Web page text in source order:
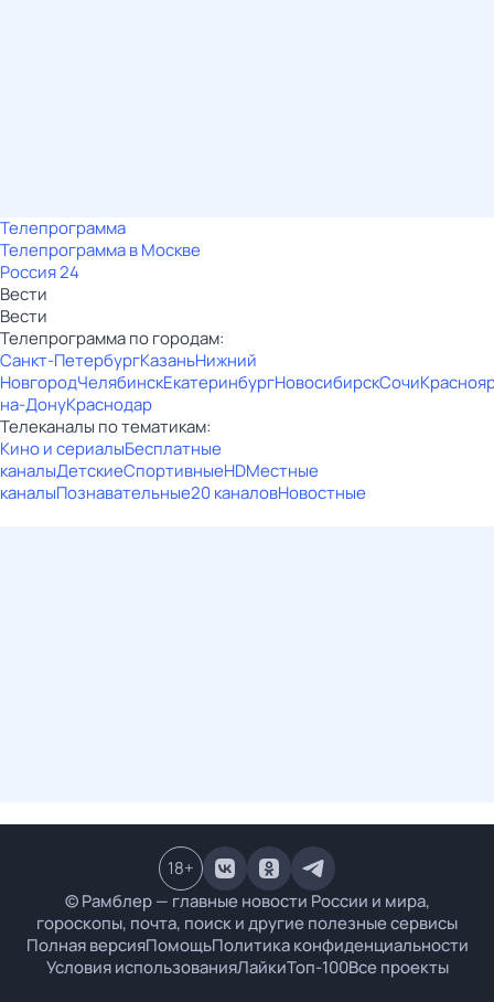
Телепрограмма
Телепрограмма в Москве
Россия 24
Вести
Вести
Телепрограмма по городам:
Санкт-ПетербургКазаньНижний
НовгородЧелябинскЕкатеринбургНовосибирскСочи
на-ДонуКраснодар
Телеканалы по тематикам:
Кино и сериалыБесплатные
каналыДетскиеСпортивныеHDМестные
каналыПознавательные20 каналовНовостные
© Рамблер — главные новости России и мира,
гороскопы, почта, поиск и другие полезные сервисы
Полная версияПомощьПолитика конфиденциальности
Условия использованияЛайкиТоп-100Все проекты
18+